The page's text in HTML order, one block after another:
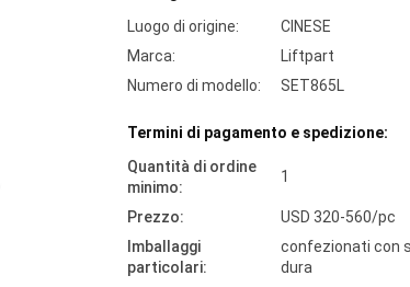
Luogo di origine:
CINESE
Marca:
Liftpart
Numero di modello:
SET865L
Termini di pagamento e spedizione:
Quantità di ordine
minimo:
1
Prezzo:
USD 320-560/pc
Imballaggi
particolari:
confezionati con
dura